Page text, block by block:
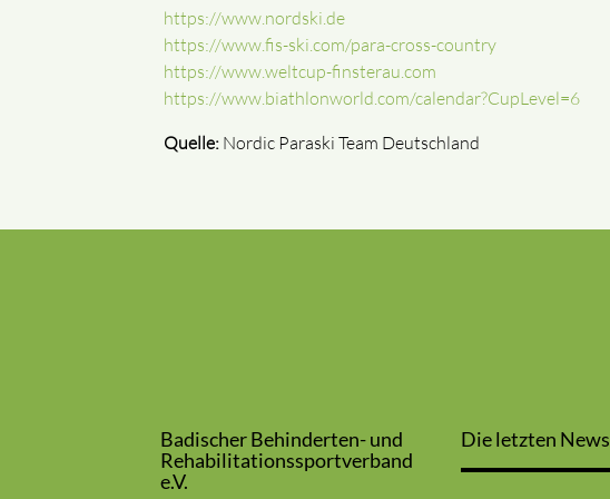
https://www.nordski.de
https://www.fis-ski.com/para-cross-country
https://www.weltcup-finsterau.com
https://www.biathlonworld.com/calendar?CupLevel=6
Quelle: Nordic Paraski Team Deutschland
Badischer Behinderten- und
Rehabilitationssportverband
e.V.
Die letzten News